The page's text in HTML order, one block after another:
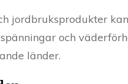
jordbruksprodukter
och
länder.